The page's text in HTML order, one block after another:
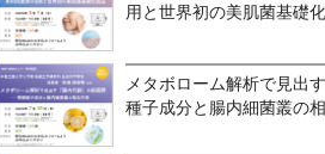
用と世界初の美肌菌基礎
メタボローム解析で見出
種子成分と腸内細菌叢の